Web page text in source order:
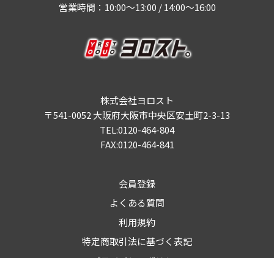
営業時間：10:00～13:00 / 14:00～16:00
株式会社ヨロスト
〒541-0052 大阪府大阪市中央区安土町2-3-13
TEL:0120-464-804
FAX:0120-464-841
会員登録
よくある質問
利用規約
特定商取引法に基づく表記